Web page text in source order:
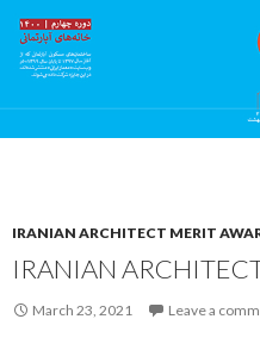
IRANIAN ARCHITECT MERIT
IRANIAN
March 23, 2021 Leave a